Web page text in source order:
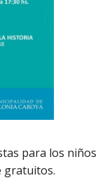
para los niños
gratuitos.